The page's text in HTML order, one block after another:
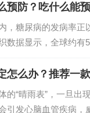
安利纽崔莱蛋白粉
预防？吃什么能
，糖尿病的发病率正
数据显示，全球约有
型糖尿病是可以预防
法。…
怎么办？推荐一
的“晴雨表”，一旦出
引发心脑血管疾病，